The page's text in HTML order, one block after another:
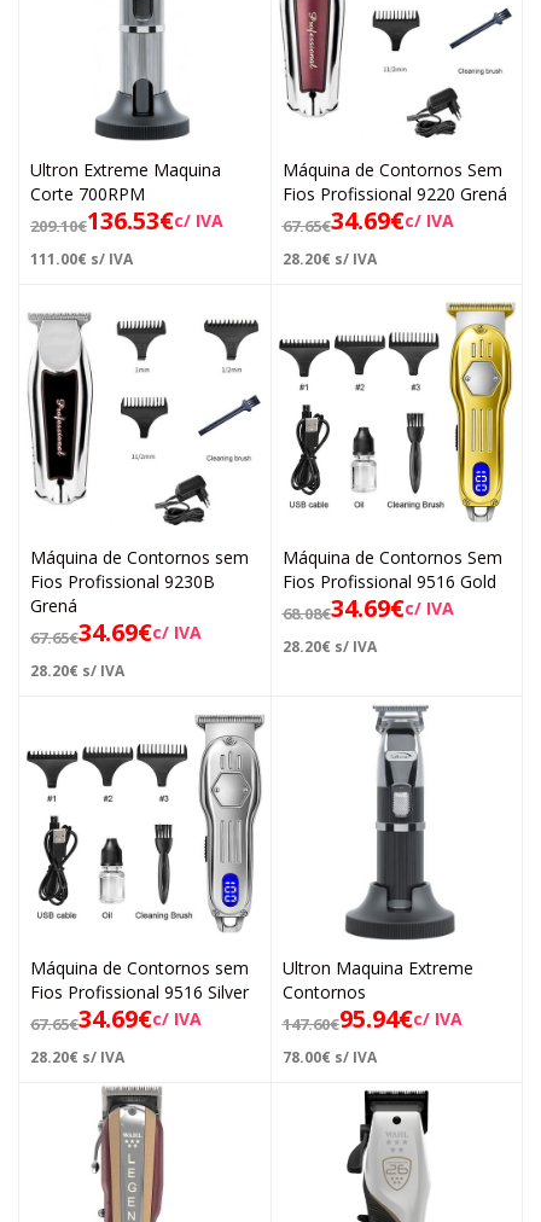
Ultron Extreme Maquina
Corte 700RPM
209.10€136.53€c/ IVA
111.00€ s/ IVA
Máquina de Contornos Sem
Fios Profissional 9220 Grená
67.65€34.69€c/ IVA
28.20€ s/ IVA
Máquina de Contornos sem
Fios Profissional 9230B
Grená
67.65€34.69€c/ IVA
28.20€ s/ IVA
Máquina de Contornos Sem
Fios Profissional 9516 Gold
68.08€34.69€c/ IVA
28.20€ s/ IVA
Máquina de Contornos sem
Fios Profissional 9516 Silver
67.65€34.69€c/ IVA
28.20€ s/ IVA
Ultron Maquina Extreme
Contornos
147.60€95.94€c/ IVA
78.00€ s/ IVA